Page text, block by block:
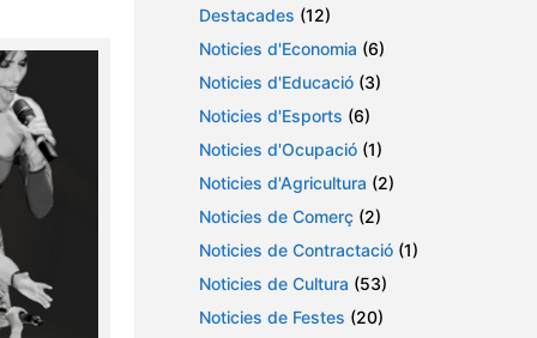
Destacades (12)
Noticies d'Economia (6)
Noticies d'Educació (3)
Noticies d'Esports (6)
Noticies d'Ocupació (1)
Noticies d'Agricultura (2)
Noticies de Comerç (2)
Noticies de Contractació (1)
Noticies de Cultura (53)
Noticies de Festes (20)